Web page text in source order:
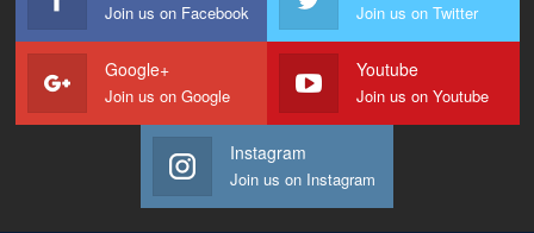
Join us on Facebook Join us on Twitter
Google+
Join us on Google
Youtube
Join us on Youtube
Instagram
Join us on Instagram